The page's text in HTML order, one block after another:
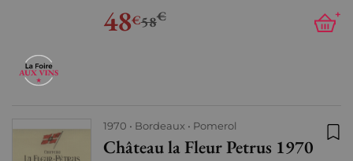
48€58€ +
1970 Bordeaux Pomerol
Château la Fleur Petrus 1970